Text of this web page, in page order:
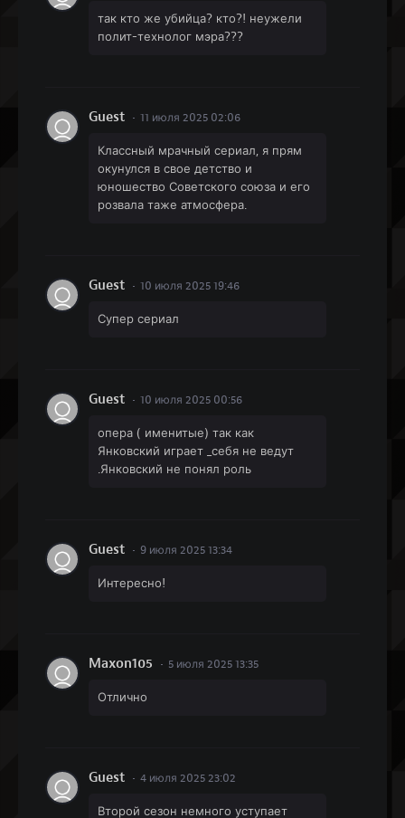
так кто же убийца? кто?! неужели
полит-технолог мэра???
Guest 11 июля 2025 02:06
Классный мрачный сериал, я прям
окунулся в свое детство и
юношество Советского союза и его
розвала таже атмосфера.
Guest 10 июля 2025 19:46
Супер сериал
Guest 10 июля 2025 00:56
опера ( именитые) так как
Янковский играет _себя не ведут
.Янковский не понял роль
Guest 9 июля 2025 13:34
Интересно!
Maxon105 5 июля 2025 13:35
Отлично
Guest 4 июля 2025 23:02
Второй сезон немного уступает